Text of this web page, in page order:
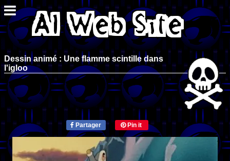
Dessin animé : Une flamme scintille dans
l'igloo
Partager Pin it